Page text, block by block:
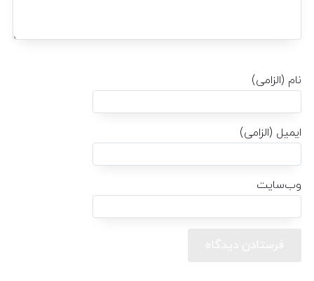
نام (الزامی)
ایمیل (الزامی)
وب‌سایت